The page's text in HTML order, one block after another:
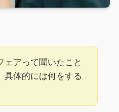
ェアって聞いたこと
具体的には何をする